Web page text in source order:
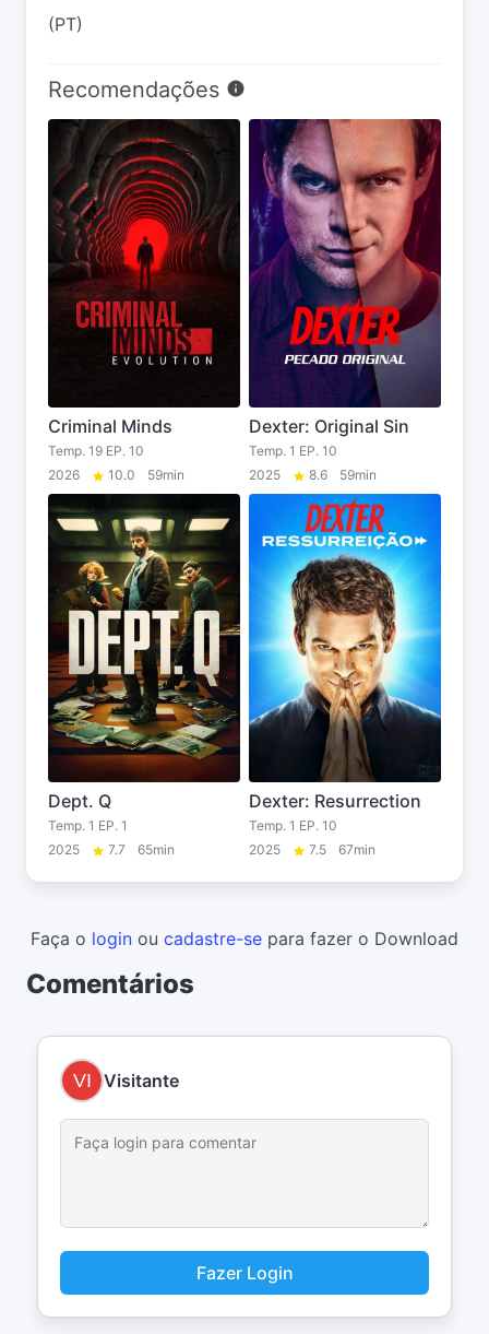
(PT)
Recomendações
Criminal Minds
Temp. 19 EP. 10
2026
10.0 59min
Dexter: Original Sin
Temp. 1 EP. 10
2025
8.6 59min
Dept. Q
Temp. 1 EP. 1
2025
7.7 65min
Dexter: Resurrection
Temp. 1 EP. 10
2025
7.5 67min
Faça o login ou cadastre-se para fazer o Download
Comentários
Visitante
Fazer Login